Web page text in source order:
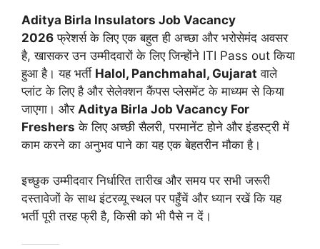
Aditya Birla Insulators Job Vacancy
2026 फ्रेशर्स के लिए एक बहुत ही अच्छा और भरोसेमंद अवसर
है, खासकर उन उम्मीदवारों के लिए जिन्होंने ITI Pass out किया
हुआ है। यह भर्ती Halol, Panchmahal, Gujarat वाले
प्लांट के लिए है और सेलेक्शन कैंपस प्लेसमेंट के माध्यम से किया
जाएगा। और Aditya Birla Job Vacancy For
Freshers के लिए अच्छी सैलरी, परमानेंट होने और इंडस्ट्री में
काम करने का अनुभव पाने का यह एक बेहतरीन मौका है।
इच्छुक उम्मीदवार निर्धारित तारीख और समय पर सभी जरूरी
दस्तावेजों के साथ इंटरव्यू स्थल पर पहुँचें और ध्यान रखें कि यह
भर्ती पूरी तरह फ्री है, किसी को भी पैसे न दें।